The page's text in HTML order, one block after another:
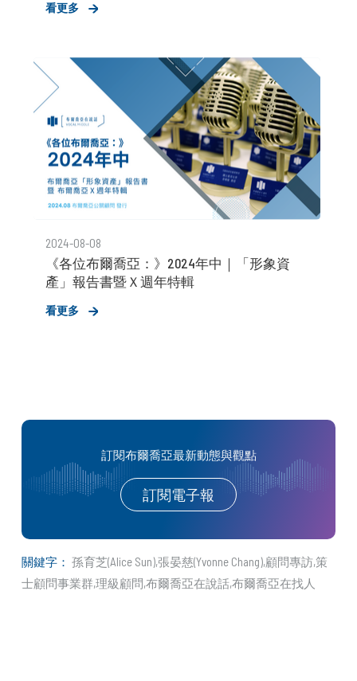
看更多
2024-08-08
《各位布爾喬亞：》2024年中｜「形象資
產」報告書暨Ｘ週年特輯
看更多
訂閱布爾喬亞最新動態與觀點
訂閱電子報
關鍵字： 孫育芝(Alice Sun)張晏慈(Yvonne Chang)顧問專訪策
士顧問事業群理級顧問 布爾喬亞在說話布爾喬亞在找人